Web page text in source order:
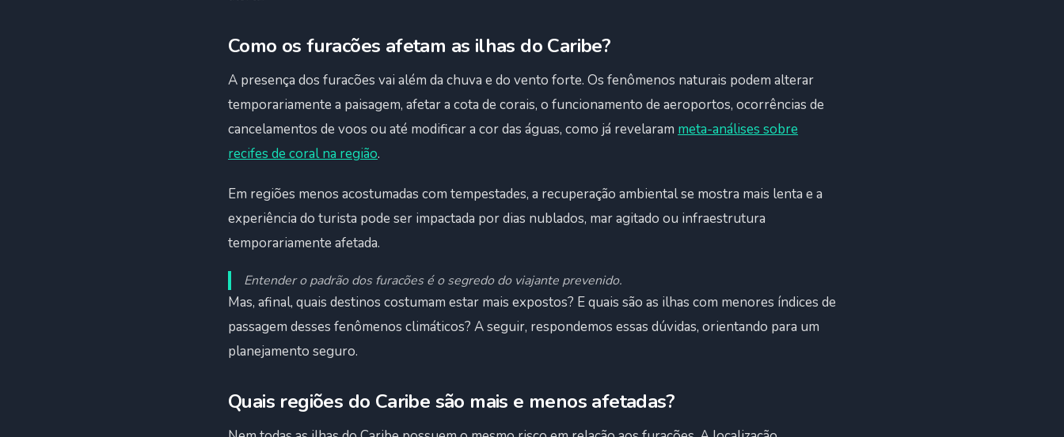
Como os furacões afetam as ilhas do Caribe?
A presença dos furacões vai além da chuva e do vento forte. Os fenômenos naturais podem alterar
temporariamente a paisagem, afetar a cota de corais, o funcionamento de aeroportos, ocorrências de
cancelamentos de voos ou até modificar a cor das águas, como já revelaram meta-análises sobre
recifes de coral na região.
Em regiões menos acostumadas com tempestades, a recuperação ambiental se mostra mais lenta e a
experiência do turista pode ser impactada por dias nublados, mar agitado ou infraestrutura
temporariamente afetada.
Entender o padrão dos furacões é o segredo do viajante prevenido.
Mas, afinal, quais destinos costumam estar mais expostos? E quais são as ilhas com menores índices de
passagem desses fenômenos climáticos? A seguir, respondemos essas dúvidas, orientando para um
planejamento seguro.
Quais regiões do Caribe são mais e menos afetadas?